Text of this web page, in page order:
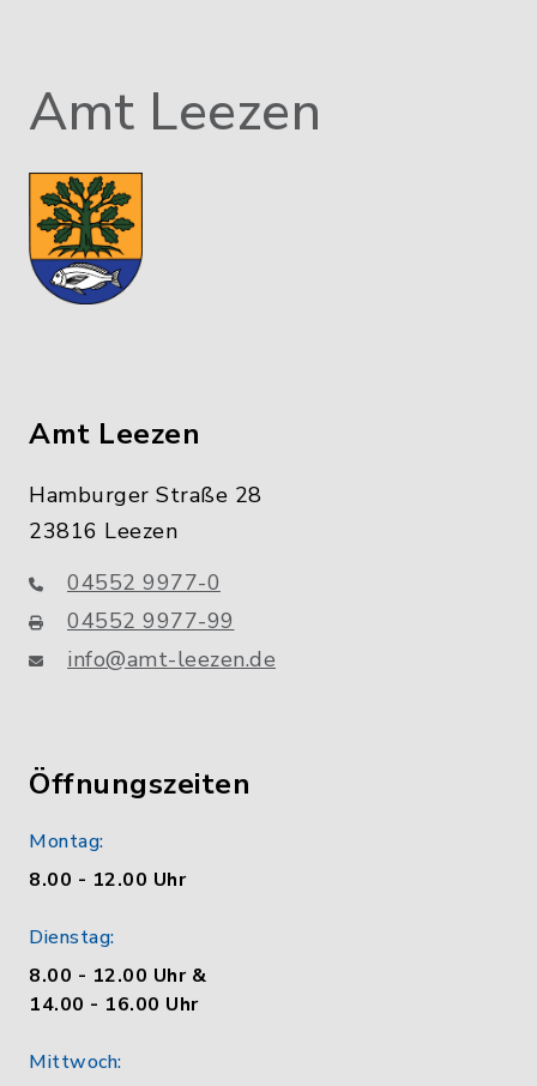
Amt Leezen
Amt Leezen
Hamburger Straße 28
23816 Leezen
04552 9977-0
04552 9977-99
info@amt-leezen.de
Öffnungszeiten
Montag:
8.00 - 12.00 Uhr
Dienstag:
8.00 - 12.00 Uhr &
14.00 - 16.00 Uhr
Mittwoch: